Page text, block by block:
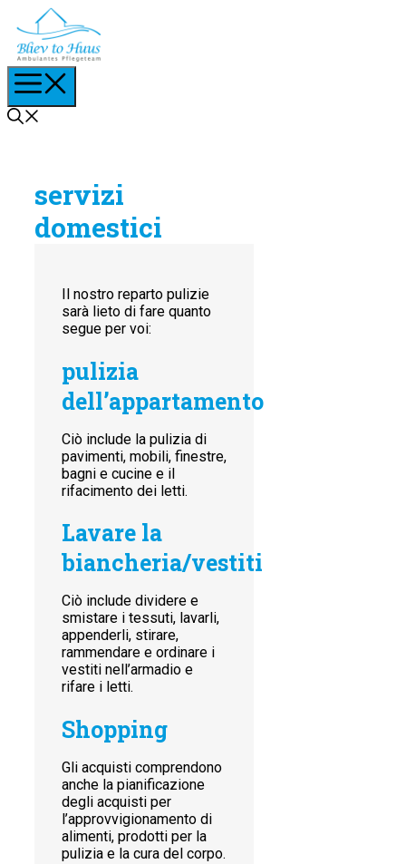
al
contenuto
servizi
domestici
Il nostro reparto pulizie
sarà lieto di fare quanto
segue per voi:
pulizia
dell’appartamento
Ciò include la pulizia di
pavimenti, mobili, finestre,
bagni e cucine e il
rifacimento dei letti.
Lavare la
biancheria/vestiti
Ciò include dividere e
smistare i tessuti, lavarli,
appenderli, stirare,
rammendare e ordinare i
vestiti nell’armadio e
rifare i letti.
Shopping
Gli acquisti comprendono
anche la pianificazione
degli acquisti per
l’approvvigionamento di
alimenti, prodotti per la
pulizia e la cura del corpo.